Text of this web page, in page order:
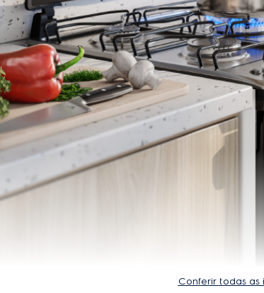
Ring element Não
Food probe Não
Direct steam Sim
Steam Sim
Air fryer
Especificações técnicas
80,5 cm
Conferir todas as